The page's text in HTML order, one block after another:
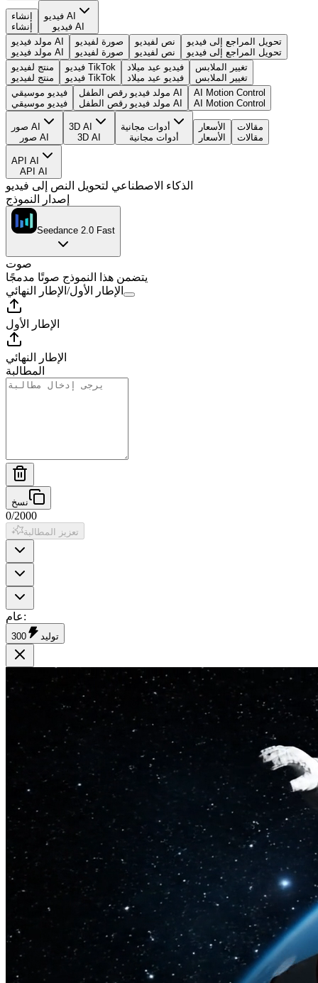
إنشاء
إنشاء
فيديو AI
فيديو AI
مولد فيديو AI
مولد فيديو AI
صورة لفيديو
صورة لفيديو
نص لفيديو
نص لفيديو
تحويل المراجع إلى فيديو
تحويل المراجع إلى فيديو
منتج لفيديو
منتج لفيديو
فيديو TikTok
فيديو TikTok
فيديو عيد ميلاد
فيديو عيد ميلاد
تغيير الملابس
تغيير الملابس
فيديو موسيقي
فيديو موسيقي
مولد فيديو رقص الطفل AI
مولد فيديو رقص الطفل AI
AI Motion Control
AI Motion Control
صور AI
صور AI
3D AI
3D AI
أدوات مجانية
أدوات مجانية
الأسعار
الأسعار
مقالات
مقالات
API AI
API AI
الذكاء الاصطناعي لتحويل النص إلى فيديو
إصدار النموذج
Seedance 2.0 Fast
صوت
يتضمن هذا النموذج صوتًا مدمجًا
الإطار الأول/ الإطار النهائي
الإطار الأول
الإطار النهائي
المطالبة
نسخ
0/2000
تعزيز المطالبة
عام:
توليد 300